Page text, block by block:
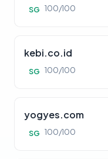
SG 100/100
kebi.co.id
SG 100/100
yogyes.com
SG 100/100